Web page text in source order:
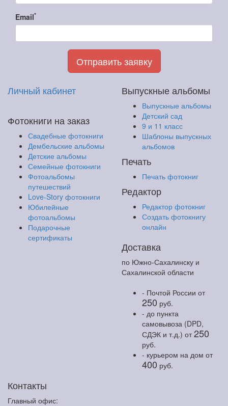
Email*
Отправить заявку
Личный кабинет
Фотокниги на заказ
Свадебные фотокниги
Дембельские альбомы
Детские альбомы
Семейные фотокниги
Фотоальбомы
путешествий
Love-Story фотокниги
Юбилейные
фотоальбомы
Подарочные
сертификаты
Выпускные альбомы
Выпускные альбомы
Детский сад
9 и 11 класс
Шаблоны выпускных
альбомов
Печать
Печать фотокниг
Редактор
Редактор фотокниг
Создать фотокнигу
онлайн
Доставка
по Южно-Сахалинску и
Сахалинской области
- Почтой России от
250 руб.
- до пункта
самовывоза (DPD,
СДЭК и т.д.) от250
руб.
- курьером на дом от
400 руб.
Контакты
Главный офис: